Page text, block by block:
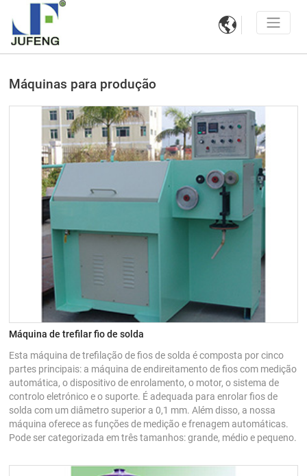

Máquinas para produção
Máquina de trefilar fio de solda
Esta máquina de trefilação de fios de solda é composta por cinco
partes principais: a máquina de endireitamento de fios com medição
automática, o dispositivo de enrolamento, o motor, o sistema de
controlo eletrónico e o suporte. É adequada para enrolar fios de
solda com um diâmetro superior a 0,1 mm. Além disso, a nossa
máquina oferece as funções de medição e frenagem automáticas.
Pode ser categorizada em três tamanhos: grande, médio e pequeno.